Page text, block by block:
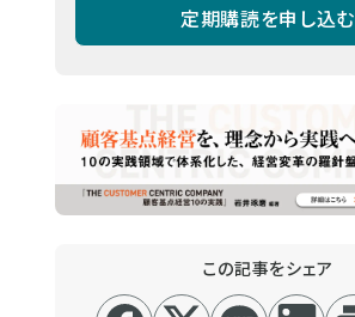
定期購読を申し込む
この記事をシェア